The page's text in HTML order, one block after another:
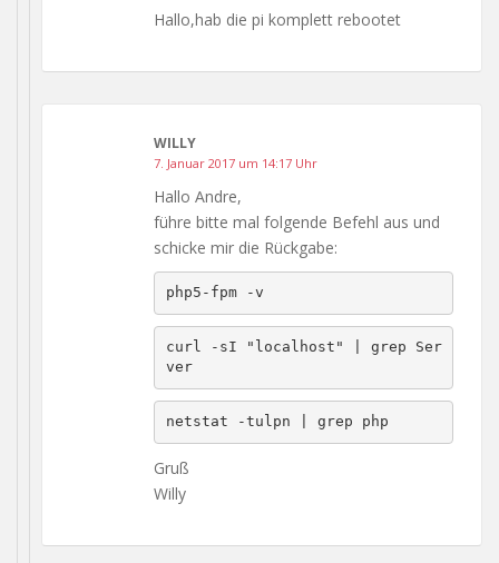
Hallo,hab die pi komplett rebootet
WILLY
7. Januar 2017 um 14:17 Uhr
Hallo Andre,
führe bitte mal folgende Befehl aus und
schicke mir die Rückgabe:
php5-fpm -v
curl -sI "localhost" | grep Ser
ver
netstat -tulpn | grep php
Gruß
Willy